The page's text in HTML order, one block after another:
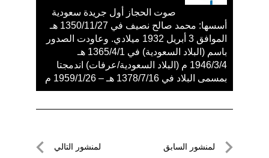
صوت الحجاز أول جريدة سعودية
أسسها: محمد صالح نصيف في 1350/11/27 هـ
الموافق 3 أبريل 1932 ميلادي. وعاودت الصدور
باسم (البلاد السعودية) في 1365/4/1 هـ
1946/3/4 م (البلاد السعودية/عرفات) اندمجتا
بمسمى البلاد في 1378/7/16 هـ – 1959/1/26 م
تصفّحلمنشور السابق لمنشور التالي